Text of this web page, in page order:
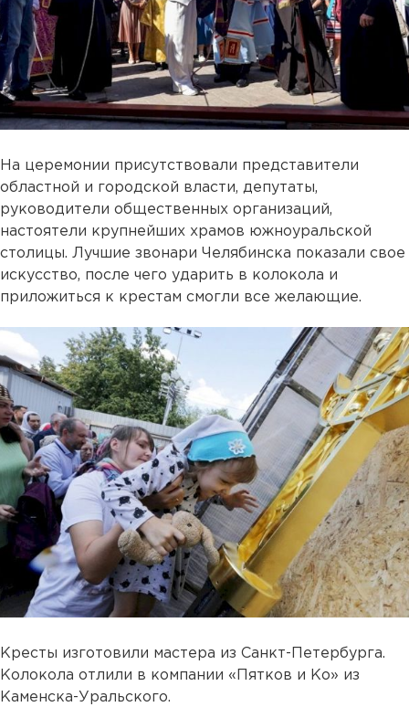
На церемонии присутствовали представители
областной и городской власти, депутаты,
руководители общественных организаций,
настоятели крупнейших храмов южноуральской
столицы. Лучшие звонари Челябинска показали свое
искусство, после чего ударить в колокола и
приложиться к крестам смогли все желающие.
Кресты изготовили мастера из Санкт-Петербурга.
Колокола отлили в компании «Пятков и Ко» из
Каменска-Уральского.